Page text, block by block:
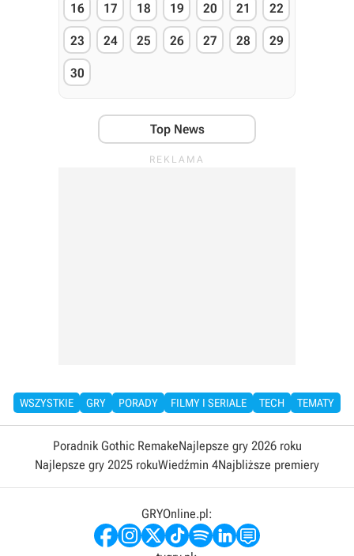
16 17 18 19 20 21 22
23 24 25 26 27 28 29
30
Top News
WSZYSTKIE GRY PORADY FILMY I SERIALE TECH TEMATY
Poradnik Gothic RemakeNajlepsze gry 2026 roku
Najlepsze gry 2025 rokuWiedźmin 4Najbliższe premiery
GRYOnline.pl: